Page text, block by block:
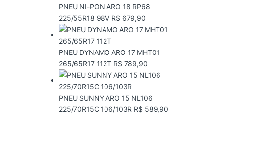
PNEU NI-PON ARO 18 RP68
225/55R18 98V R$ 679,90
PNEU DYNAMO ARO 17 MHT01
265/65R17 112T R$ 789,90
PNEU SUNNY ARO 15 NL106
225/70R15C 106/103R R$ 589,90